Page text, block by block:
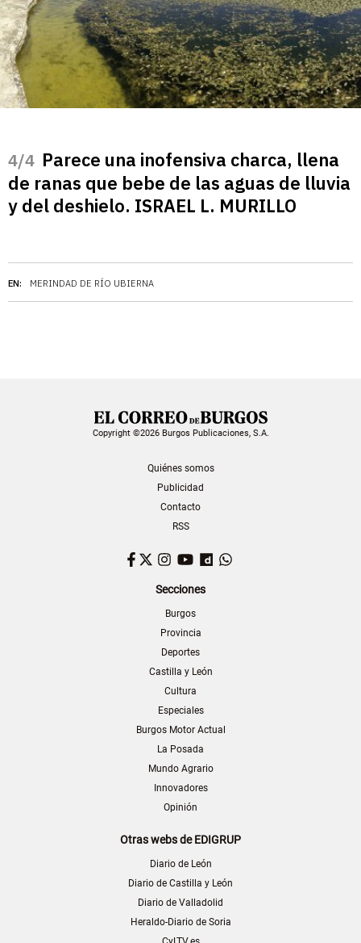
EN: MERINDAD DE RÍO UBIERNA
/4 Parece una inofensiva charca, llena
de ranas que bebe de las aguas de lluvia
y del deshielo. ISRAEL L. MURILLO
Copyright ©2026 Burgos Publicaciones, S.A.
Quiénes somos
Publicidad
Contacto
RSS
Facebook
TwitterInstagram
YouTubeDailymotion
Secciones
Burgos
Provincia
Deportes
Castilla y León
Cultura
Especiales
Burgos Motor Actual
La Posada
Mundo Agrario
Innovadores
Opinión
Otras webs de EDIGRUP
Diario de León
Diario de Castilla y León
Diario de Valladolid
Heraldo-Diario de Soria